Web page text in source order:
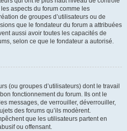
aspects du forum comme les
de groupes d’utilisateurs ou de
que le fondateur du forum a attribuées
aussi avoir toutes les capacités de
selon ce que le fondateur a autorisé.
(ou groupes d’utilisateurs) dont le travail
fonctionnement du forum. Ils ont le
messages, de verrouiller, déverrouiller,
des forums qu’ils modèrent.
que les utilisateurs partent en
ou offensant.